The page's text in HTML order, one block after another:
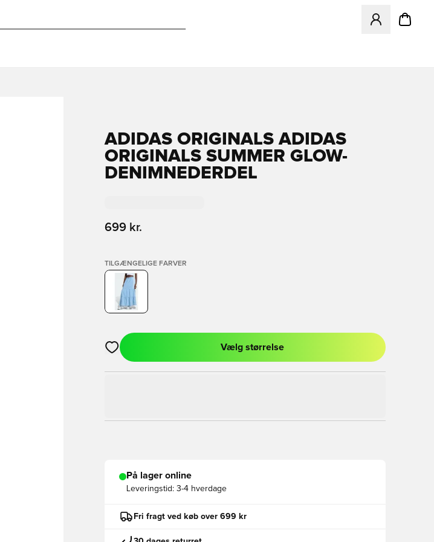
Åbner en
ADIDAS ORIGINALS ADIDAS
ORIGINALS SUMMER GLOW-
DENIMNEDERDEL
699 kr.
TILGÆNGELIGE FARVER
Åbner en Modal til at logge ind eller tilmelde dig som medlem
Vælg størrelse
På lager online
Leveringstid: 3-4 hverdage
Fri fragt ved køb over 699 kr